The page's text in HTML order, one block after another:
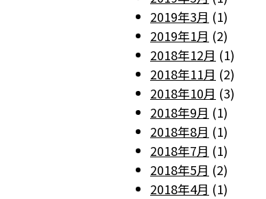
2019年3月 (1)
2019年1月 (2)
2018年12月 (1)
2018年11月 (2)
2018年10月 (3)
2018年9月 (1)
2018年8月 (1)
2018年7月 (1)
2018年5月 (2)
2018年4月 (1)